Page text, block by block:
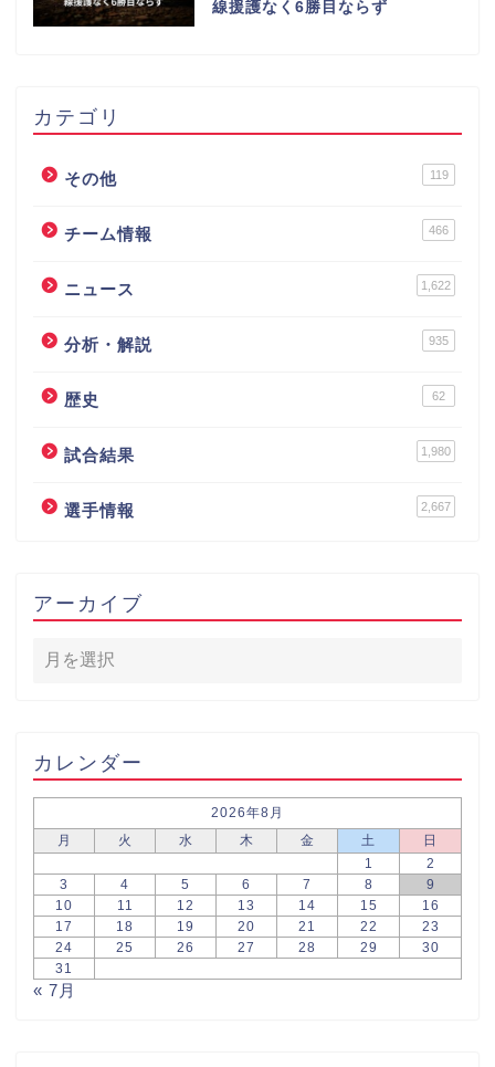
線援護なく6勝目ならず
カテゴリ
その他 119
チーム情報 466
ニュース 1,622
分析・解説 935
歴史 62
試合結果 1,980
選手情報 2,667
アーカイブ
カレンダー
2026年8月
月
火 水 木 金 土
日
1
2
3
4 5 6 7 8
9
10
11 12 13 14 15
16
17
18 19 20 21 22
23
24
25 26 27 28 29
30
31
« 7月